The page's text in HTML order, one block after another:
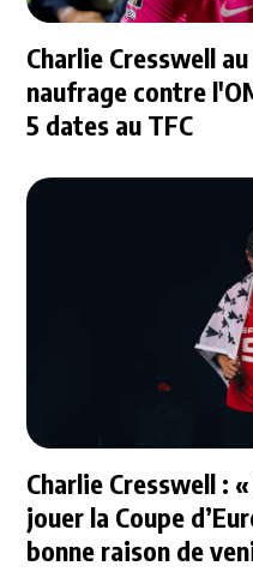
Charlie Cresswell
naufrage contre
5 dates au TFC
Charlie Cresswell :
jouer la Coupe
bonne raison de